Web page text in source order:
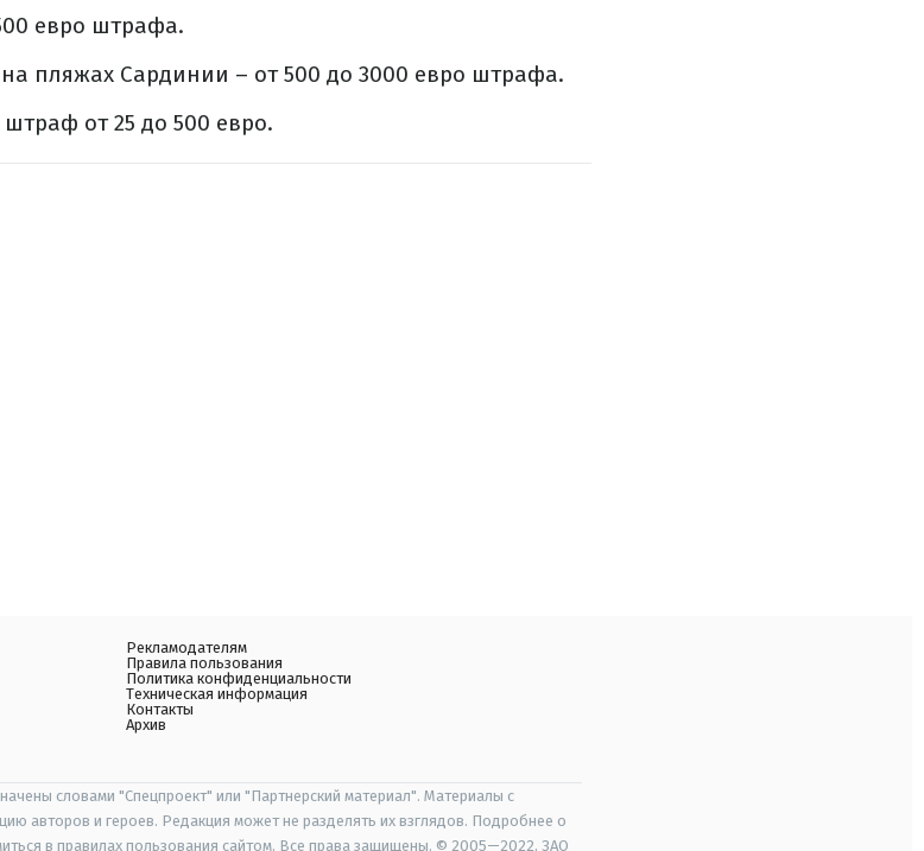
евро штрафа.
пляжах Сардинии – от 500 до 3000 евро штрафа.
от 25 до 500 евро.
Рекламодателям
Правила пользования
Политика конфиденциальности
Техническая информация
Контакты
Архив
словами "Спецпроект" или "Партнерский материал". Материалы с
авторов и героев. Редакция может не разделять их взглядов. Подробнее о
в правилах пользования сайтом. Все права защищены. © 2005—2022, ЗАО